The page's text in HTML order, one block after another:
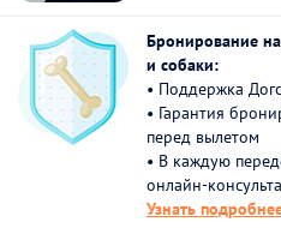
Бронирование
и собаки:
• Поддержка
• Гарантия
перед вылетом
• В каждую
онлайн-
Узнать